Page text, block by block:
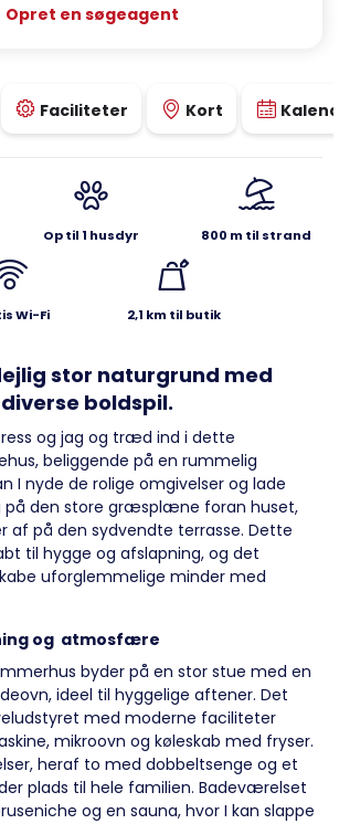
Faciliteter Kort
Op til 1 husdyr 800 m til strand
Wi-Fi 2,1 km til butik
stor naturgrund med
boldspil.
og jag og træd ind i dette
beliggende på en rummelig
I nyde de rolige omgivelser og lade
på den store græsplæne foran huset,
af på den sydvendte terrasse. Dette
til hygge og afslapning, og det
uforglemmelige minder med
og atmosfære
byder på en stor stue med en
ideel til hyggelige aftener. Det
med moderne faciliteter
mikroovn og køleskab med fryser.
heraf to med dobbeltsenge og et
plads til hele familien. Badeværelset
og en sauna, hvor I kan slappe
Opret en søgeagent